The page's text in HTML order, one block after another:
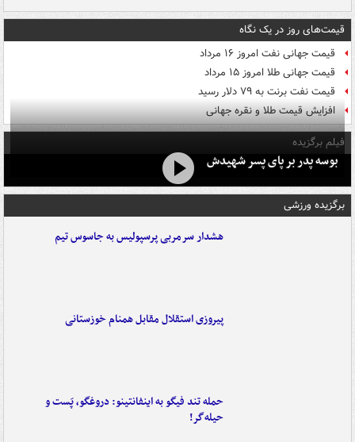
قیمت‌های روز در یک نگاه
قیمت جهانی نفت امروز ۱۶ مرداد
قیمت جهانی طلا امروز ۱۵ مرداد
قیمت نفت برنت به ۷۹ دلار رسید
افزایش قیمت طلا و نقره جهانی
فیلم برگزیده
بوسه‌ پدر بر پای پسر شهیدش
برگزیده ورزشی
هشدار سرمربی پرسپولیس به جاسوس تیم
پیروزی استقلال مقابل همنام خوزستانی
حمله تند فیگو به اینفانتینو: دروغگو، پَست‌ و
حیله‌گر!